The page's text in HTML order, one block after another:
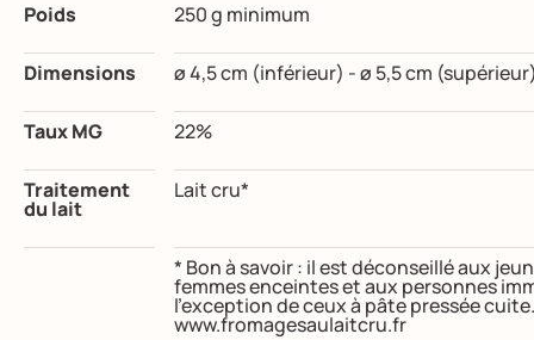
Poids 250 g minimum
Dimensions ø 4,5 cm (inférieur) - ø 5,5 cm
Taux MG 22%
Traitement
du lait
Lait cru*
* Bon à savoir : il est déconseillé aux
femmes enceintes et aux personnes
l’exception de ceux à pâte pressée
www.fromagesaulaitcru.fr